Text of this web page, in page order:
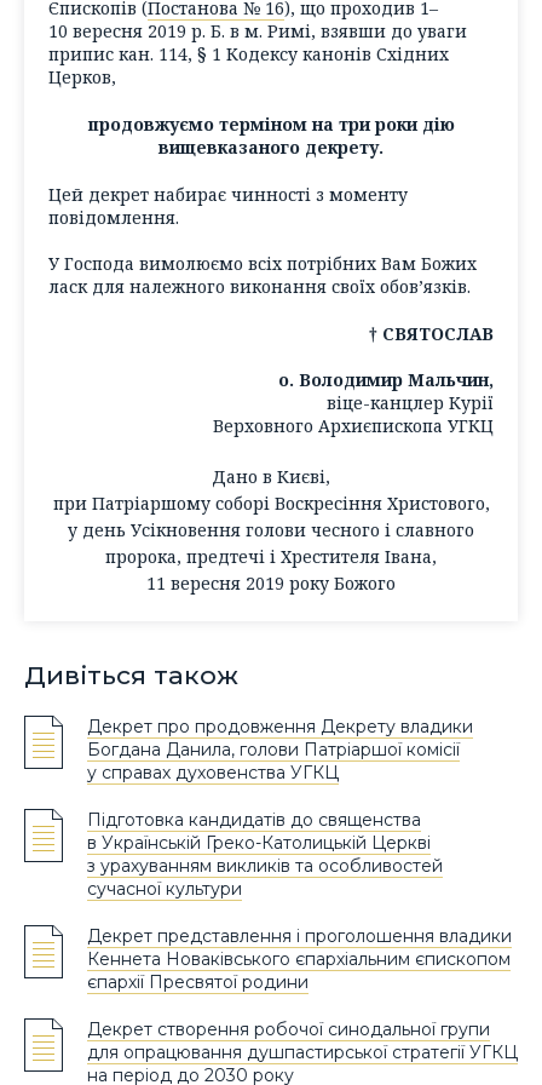
Єпископів (Постанова № 16), що проходив 1–
10 вересня 2019 р. Б. в м. Римі, взявши до уваги
припис кан. 114, § 1 Кодексу канонів Східних
Церков,
продовжуємо терміном на три роки дію
вищевказаного декрету.
Цей декрет набирає чинності з моменту
повідомлення.
У Господа вимолюємо всіх потрібних Вам Божих
ласк для належного виконання своїх обов’язків.
† СВЯТОСЛАВ
о. Володимир Мальчин,
віце-канцлер Курії
Верховного Архиєпископа УГКЦ
Дано в Києві,
при Патріаршому соборі Воскресіння Христового,
у день Усікновення голови чесного і славного
пророка, предтечі і Хрестителя Івана,
11 вересня 2019 року Божого
Дивіться також
Декрет про продовження Декрету владики
Богдана Данила, голови Патріаршої комісії
у справах духовенства УГКЦ
Підготовка кандидатів до священства
в Українській Греко-Католицькій Церкві
з урахуванням викликів та особливостей
сучасної культури
Декрет представлення і проголошення владики
Кеннета Новаківського єпархіальним єпископом
єпархії Пресвятої родини
Декрет створення робочої синодальної групи
для опрацювання душпастирської стратегії УГКЦ
на період до 2030 року